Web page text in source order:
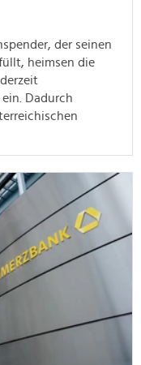
der seinen
heimsen die
Dadurch